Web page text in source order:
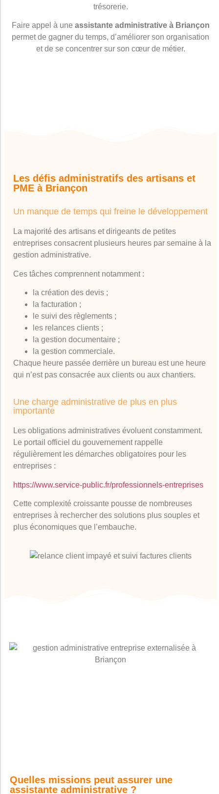
trésorerie.
Faire appel à une assistante administrative à Briançon
permet de gagner du temps, d’améliorer son organisation
et de se concentrer sur son cœur de métier.
Les défis administratifs des artisans et
PME à Briançon
Un manque de temps qui freine le développement
La majorité des artisans et dirigeants de petites
entreprises consacrent plusieurs heures par semaine à la
gestion administrative.
Ces tâches comprennent notamment :
la création des devis ;
la facturation ;
le suivi des règlements ;
les relances clients ;
la gestion documentaire ;
la gestion commerciale.
Chaque heure passée derrière un bureau est une heure
qui n’est pas consacrée aux clients ou aux chantiers.
Une charge administrative de plus en plus
importante
Les obligations administratives évoluent constamment.
Le portail officiel du gouvernement rappelle
régulièrement les démarches obligatoires pour les
entreprises :
https://www.service-public.fr/professionnels-entreprises
Cette complexité croissante pousse de nombreuses
entreprises à rechercher des solutions plus souples et
plus économiques que l’embauche.
Quelles missions peut assurer une
assistante administrative ?